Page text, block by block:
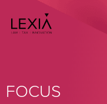
FOCUS